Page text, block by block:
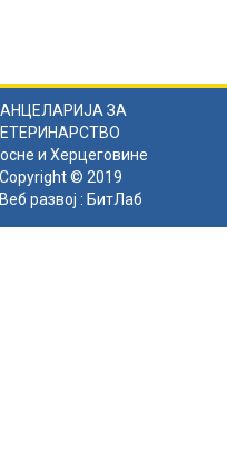
ЗА
и Херцеговине
Copyright © 2019
Веб развој : БитЛаб